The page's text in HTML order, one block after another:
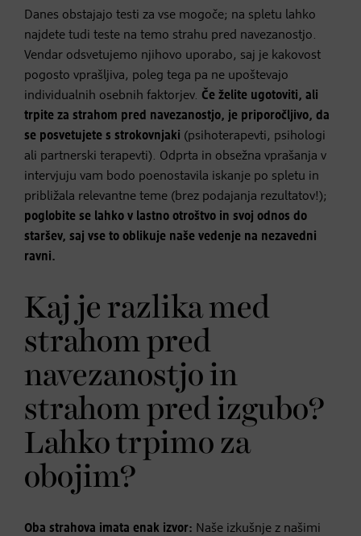
Danes obstajajo testi za vse mogoče; na spletu lahko
najdete tudi teste na temo strahu pred navezanostjo.
Vendar odsvetujemo njihovo uporabo, saj je kakovost
pogosto vprašljiva, poleg tega pa ne upoštevajo
individualnih osebnih faktorjev. Če želite ugotoviti, ali
trpite za strahom pred navezanostjo, je priporočljivo, da
se posvetujete s strokovnjaki (psihoterapevti, psihologi
ali partnerski terapevti). Odprta in obsežna vprašanja v
intervjuju vam bodo poenostavila iskanje po spletu in
približala relevantne teme (brez podajanja rezultatov!);
poglobite se lahko v lastno otroštvo in svoj odnos do
staršev, saj vse to oblikuje naše vedenje na nezavedni
ravni.
Kaj je razlika med
strahom pred
navezanostjo in
strahom pred izgubo?
Lahko trpimo za
obojim?
Oba strahova imata enak izvor: Naše izkušnje z našimi